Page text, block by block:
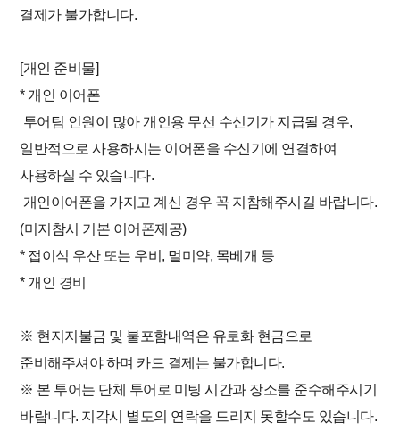
결제가 불가합니다.
[개인 준비물]
* 개인 이어폰
투어팀 인원이 많아 개인용 무선 수신기가 지급될 경우,
일반적으로 사용하시는 이어폰을 수신기에 연결하여
사용하실 수 있습니다.
개인이어폰을 가지고 계신 경우 꼭 지참해주시길 바랍니다.
(미지참시 기본 이어폰제공)
* 접이식 우산 또는 우비, 멀미약, 목베개 등
* 개인 경비
※ 현지지불금 및 불포함내역은 유로화 현금으로
준비해주셔야 하며 카드 결제는 불가합니다.
※ 본 투어는 단체 투어로 미팅 시간과 장소를 준수해주시기
바랍니다. 지각시 별도의 연락을 드리지 못할수도 있습니다.